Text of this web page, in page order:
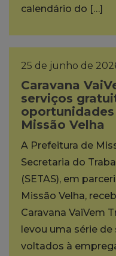
calendário do […]
25 de junho de
Caravana
serviços
Missão Velha
A Prefeitura de
Secretaria do
(SETAS), em
Missão Velha,
Caravana VaiVem
levou uma série
voltados à